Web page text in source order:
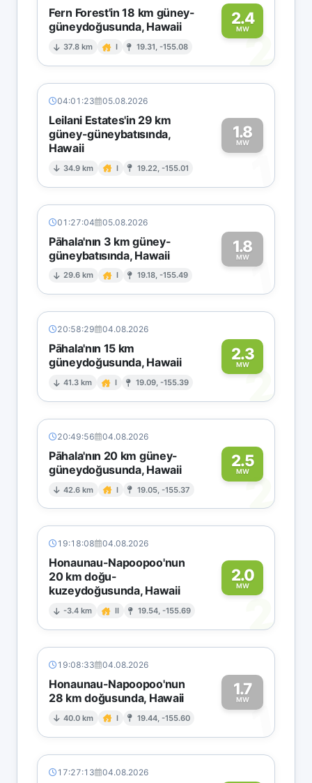
Fern Forest'in 18 km güney-
güneydoğusunda, Hawaii
37.8 km I 19.31, -155.08
2.4
MW2
04:01:23 05.08.2026
Leilani Estates'in 29 km
güney-güneybatısında,
Hawaii
34.9 km I 19.22, -155.01
1.8
MW
1
01:27:04 05.08.2026
Pāhala'nın 3 km güney-
güneybatısında, Hawaii
29.6 km I 19.18, -155.49
1.8
MW1
20:58:29 04.08.2026
Pāhala'nın 15 km
güneydoğusunda, Hawaii
41.3 km I 19.09, -155.39
2.3
MW2
20:49:56 04.08.2026
Pāhala'nın 20 km güney-
güneydoğusunda, Hawaii
42.6 km I 19.05, -155.37
2.5
MW2
19:18:08 04.08.2026
Honaunau-Napoopoo'nun
20 km doğu-
kuzeydoğusunda, Hawaii
-3.4 km II 19.54, -155.69
2.0
MW
2
19:08:33 04.08.2026
Honaunau-Napoopoo'nun
28 km doğusunda, Hawaii
40.0 km I 19.44, -155.60
1.7
MW1
17:27:13 04.08.2026